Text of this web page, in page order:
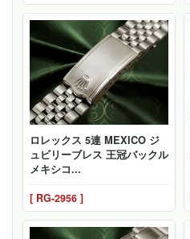
ロレックス 5連 MEXICO ジ
ュビリーブレス 王冠バックル
メキシコ...
[ RG-2956 ]